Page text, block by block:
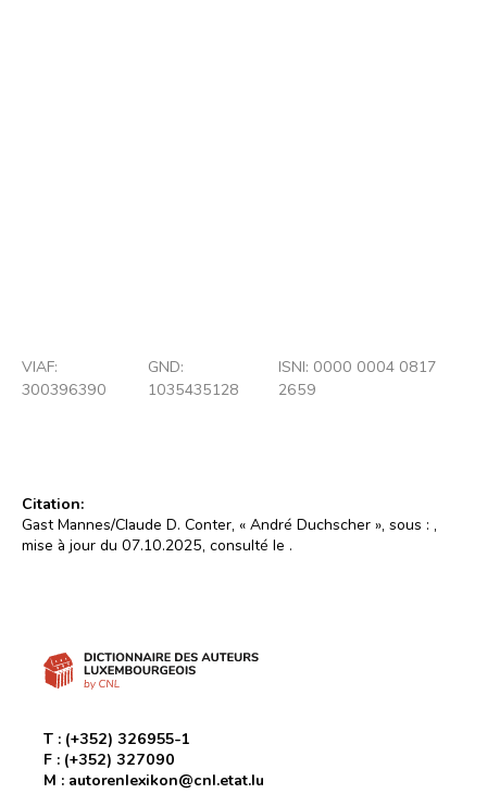
VIAF:
300396390
GND:
1035435128
ISNI: 0000 0004 0817
2659
Citation:
Gast Mannes/Claude D. Conter, « André Duchscher », sous : ,
mise à jour du 07.10.2025, consulté le .
T : (+352) 326955-1
F : (+352) 327090
M : autorenlexikon@cnl.etat.lu